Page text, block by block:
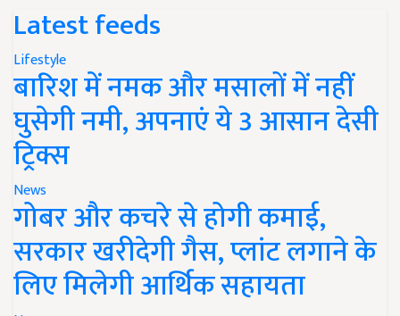
Latest feeds
Lifestyle
बारिश में नमक और मसालों में नहीं
घुसेगी नमी, अपनाएं ये 3 आसान देसी
ट्रिक्स
News
गोबर और कचरे से होगी कमाई,
सरकार खरीदेगी गैस, प्लांट लगाने के
लिए मिलेगी आर्थिक सहायता